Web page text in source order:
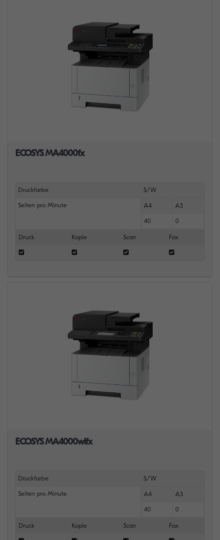
ECOSYS MA4000fx
Druckfarbe S/W
Seiten pro Minute A4 A3
40 0
Druck Kopie Scan Fax
ECOSYS MA4000wifx
Druckfarbe S/W
Seiten pro Minute A4 A3
40 0
Druck Kopie Scan Fax